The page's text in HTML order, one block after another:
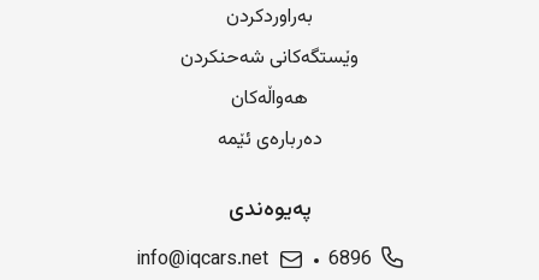
بەراوردکردن
وێستگەکانی شەحنکردن
هەواڵەکان
دەربارەی ئێمە
پەیوەندی
6896
info@iqcars.net